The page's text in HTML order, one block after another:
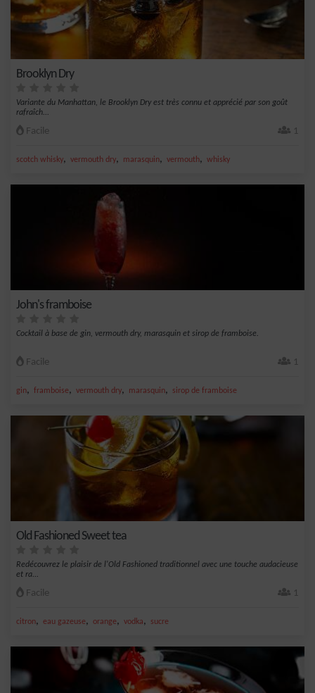
Brooklyn Dry
Variante du Manhattan, le Brooklyn Dry est très connu et apprécié par son goût
rafraîch...
Facile 1
scotch whisky, vermouth dry, marasquin, vermouth, whisky
John's framboise
Cocktail à base de gin, vermouth dry, marasquin et sirop de framboise.
Facile 1
gin, framboise, vermouth dry, marasquin, sirop de framboise
Old Fashioned Sweet tea
Redécouvrez le plaisir de l'Old Fashioned traditionnel avec une touche audacieuse
et ra...
Facile 1
citron, eau gazeuse, orange, vodka, sucre